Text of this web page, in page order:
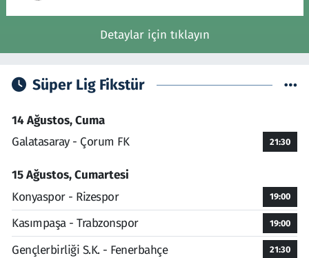
Detaylar için tıklayın
Süper Lig Fikstür
14 Ağustos, Cuma
Galatasaray - Çorum FK
21:30
15 Ağustos, Cumartesi
Konyaspor - Rizespor
19:00
Kasımpaşa - Trabzonspor 19:00
Gençlerbirliği S.K. - Fenerbahçe 21:30